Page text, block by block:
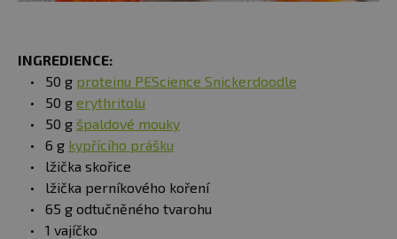
INGREDIENCE:
50 g proteinu PEScience Snickerdoodle
50 g erythritolu
50 g špaldové mouky
6 g kypřícího prášku
lžička skořice
lžička perníkového koření
65 g odtučněného tvarohu
1 vajíčko